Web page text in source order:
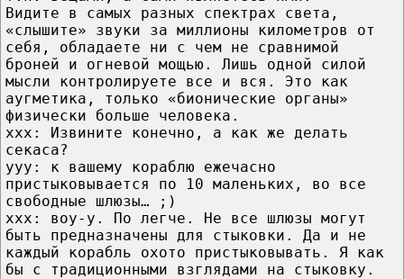
Видите в самых разных спектрах света,
«слышите» звуки за миллионы километров от
себя, обладаете ни с чем не сравнимой
броней и огневой мощью. Лишь одной силой
мысли контролируете все и вся. Это как
аугметика, только «бионические органы»
физически больше человека.
xxx: Извините конечно, а как же делать
секаса?
yyy: к вашему кораблю ежечасно
пристыковывается по 10 маленьких, во все
свободные шлюзы… ;)
xxx: воу-у. По легче. Не все шлюзы могут
быть предназначены для стыковки. Да и не
каждый корабль охото пристыковывать. Я как
бы с традиционными взглядами на стыковку.